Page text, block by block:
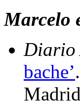
Marcelo
Diario
bache’